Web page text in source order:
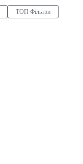
ТОП Фільтри